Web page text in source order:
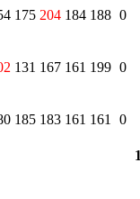
175 204 184 188 0
131 167 161 199 0
185 183 161 161 0